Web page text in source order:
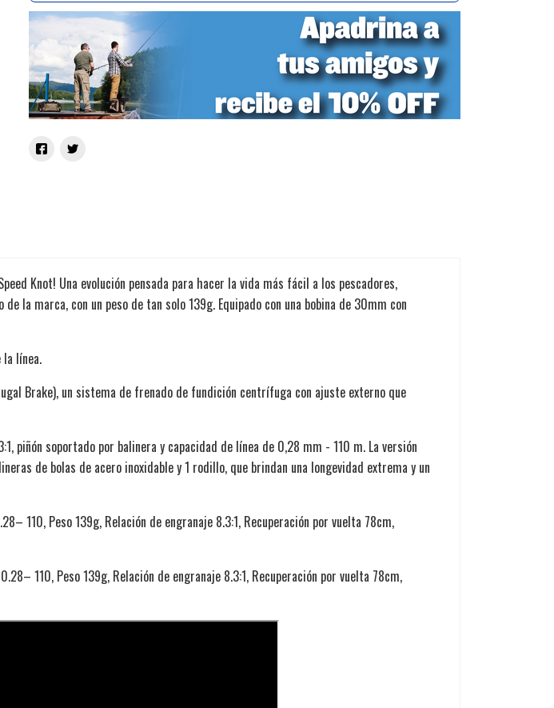
​​​​Knot! Una evolución pensada para hacer la vida más fácil a los pescadores,
la marca, con un peso de tan solo 139g. Equipado con una bobina de 30mm con
la línea.
Brake), un sistema de frenado de fundición centrífuga con ajuste externo que
piñón soportado por balinera y capacidad de línea de 0,28 mm - 110 m. La versión
de bolas de acero inoxidable y 1 rodillo, que brindan una longevidad extrema y un
110, Peso 139g, Relación de engranaje 8.3:1, Recuperación por vuelta 78cm,
110, Peso 139g, Relación de engranaje 8.3:1, Recuperación por vuelta 78cm,